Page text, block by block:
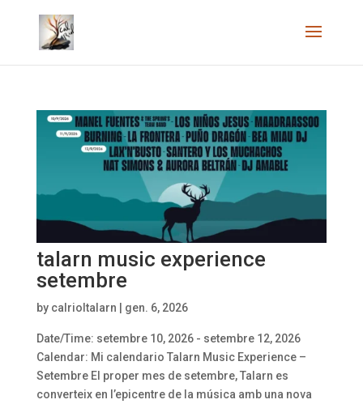
talarn music experience
setembre
by calrioltalarn gen. 6, 2026
Date/Time: setembre 10, 2026 - setembre 12, 2026
Calendar: Mi calendario Talarn Music Experience –
Setembre El proper mes de setembre, Talarn es
converteix en l’epicentre de la música amb una nova